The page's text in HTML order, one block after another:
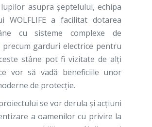
asupra șeptelului, echipa
WOLFLIFE a facilitat dotarea
cu sisteme complexe de
precum garduri electrice pentru
stâne pot fi vizitate de alţi
vor să vadă beneficiile unor
de protecţie.
se vor derula și acțiuni
a oamenilor cu privire la